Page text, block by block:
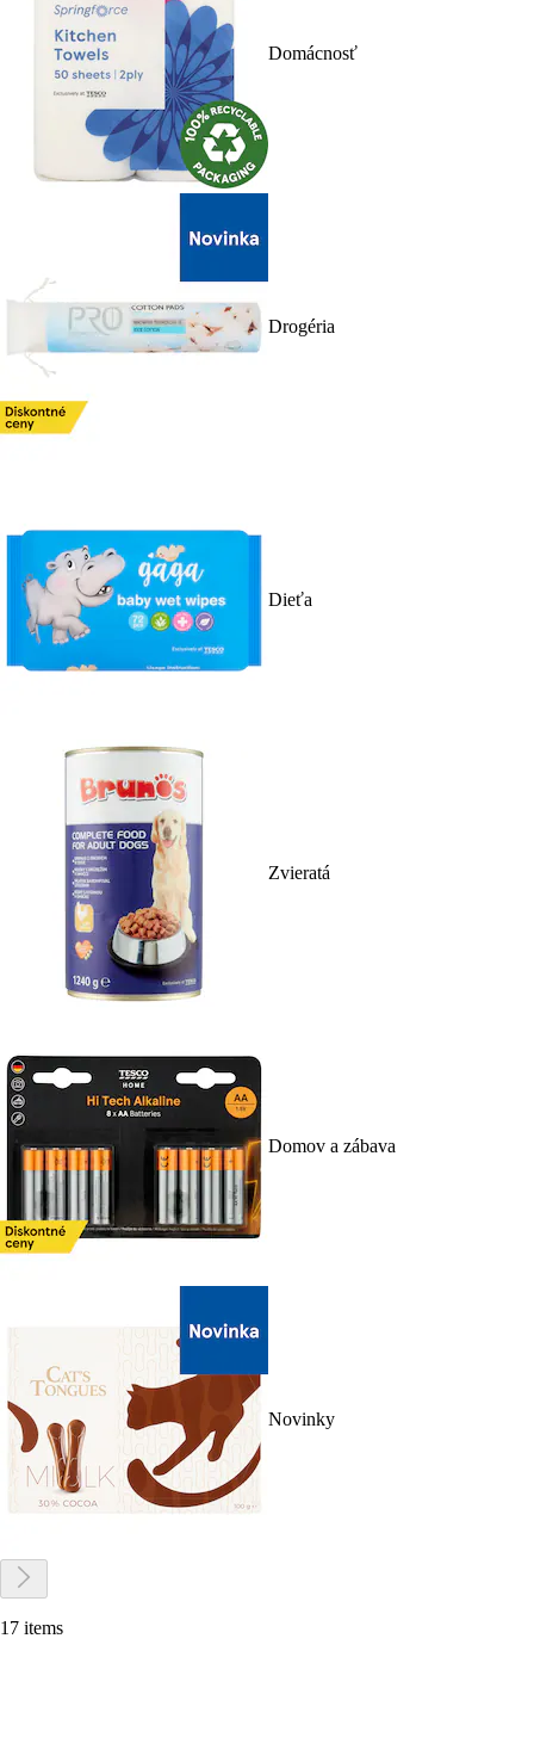
Domácnosť
Drogéria
Dieťa
Zvieratá
Domov a zábava
Novinky
17 items